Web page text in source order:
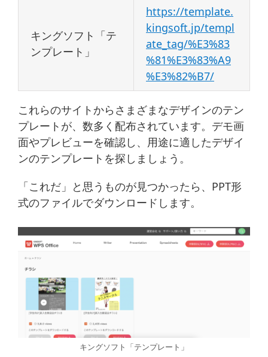
キングソフト「テ
ンプレート」
https://template.
kingsoft.jp/templ
ate_tag/%E3%83
%81%E3%83%A9
%E3%82%B7/
これらのサイトからさまざまなデザインのテン
プレートが、数多く配布されています。デモ画
面やプレビューを確認し、用途に適したデザイ
ンのテンプレートを探しましょう。
「これだ」と思うものが見つかったら、PPT形
式のファイルでダウンロードします。
キングソフト「テンプレート」